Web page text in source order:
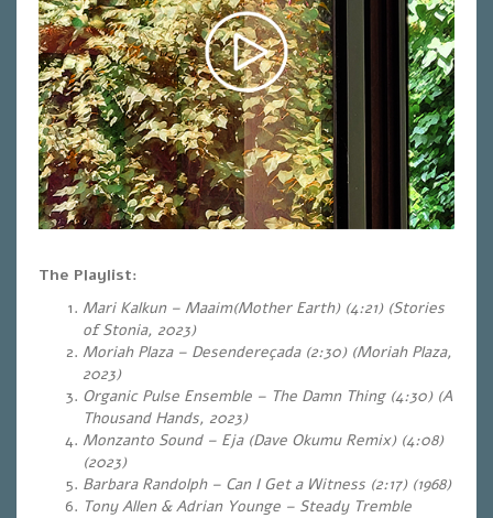
The Playlist:
Mari Kalkun – Maaim(Mother Earth) (4:21) (Stories
of Stonia, 2023)
Moriah Plaza – Desendereçada (2:30) (Moriah Plaza,
2023)
Organic Pulse Ensemble – The Damn Thing (4:30) (A
Thousand Hands, 2023)
Monzanto Sound – Eja (Dave Okumu Remix) (4:08)
(2023)
Barbara Randolph – Can I Get a Witness (2:17) (1968)
Tony Allen & Adrian Younge – Steady Tremble